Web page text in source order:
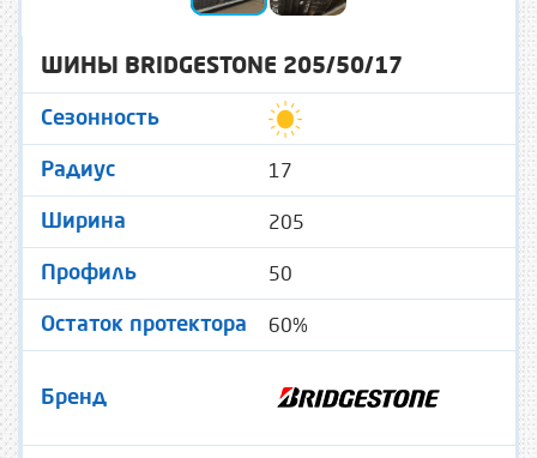
ШИНЫ BRIDGESTONE 205/50/17
Сезонность
Радиус 17
Ширина 205
Профиль 50
Остаток протектора 60%
Бренд